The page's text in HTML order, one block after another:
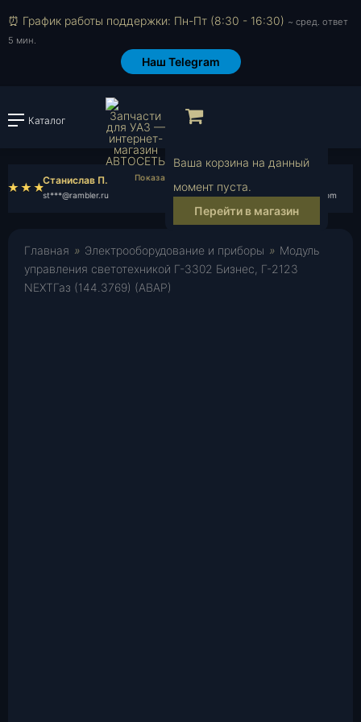
⏰ График работы поддержки: Пн-Пт (8:30 - 16:30) ~ сред. ответ
5 мин.
Наш Telegram
Каталог Войти или
Просмотр
Ваша корзина на данный
момент пуста.
Перейти в магазин
Станислав П.
st***@rambler.ru de***@gmail.com
Главная » Электрооборудование и приборы » Модуль
управления светотехникой Г-3302 Бизнес, Г-2123
NEXTГаз (144.3769) (АВАР)